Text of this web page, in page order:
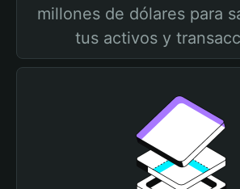
millones de dólares para
tus activos y